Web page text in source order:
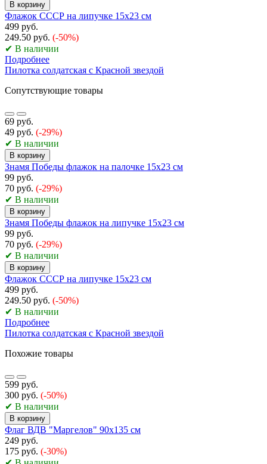
В корзину
Флажок СССР на липучке 15х23 см
499 руб.
249.50 руб. (-50%)
✔ В наличии
Подробнее
Пилотка солдатская с Красной звездой
Сопутствующие товары
69 руб.
49 руб. (-29%)
✔ В наличии
В корзину
Знамя Победы флажок на палочке 15х23 см
99 руб.
70 руб. (-29%)
✔ В наличии
В корзину
Знамя Победы флажок на липучке 15х23 см
99 руб.
70 руб. (-29%)
✔ В наличии
В корзину
Флажок СССР на липучке 15х23 см
499 руб.
249.50 руб. (-50%)
✔ В наличии
Подробнее
Пилотка солдатская с Красной звездой
Похожие товары
599 руб.
300 руб. (-50%)
✔ В наличии
В корзину
Флаг ВДВ "Маргелов" 90х135 см
249 руб.
175 руб. (-30%)